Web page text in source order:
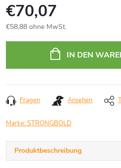
€70,07
€58,88 ohne MwSt.
IN DEN
Fragen Ansehen
Marke:STRONGBOLD
Produktbeschreibung